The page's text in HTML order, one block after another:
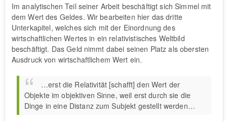
Im analytischen Teil seiner Arbeit beschäftigt sich Simmel mit
dem Wert des Geldes. Wir bearbeiten hier das dritte
Unterkapitel, welches sich mit der Einordnung des
wirtschaftlichen Wertes in ein relativistisches Weltbild
beschäftigt. Das Geld nimmt dabei seinen Platz als obersten
Ausdruck von wirtschaftlichem Wert ein.
…erst die Relativität [schafft] den Wert der
Objekte im objektiven Sinne, weil erst durch sie die
Dinge in eine Distanz zum Subjekt gestellt werden…